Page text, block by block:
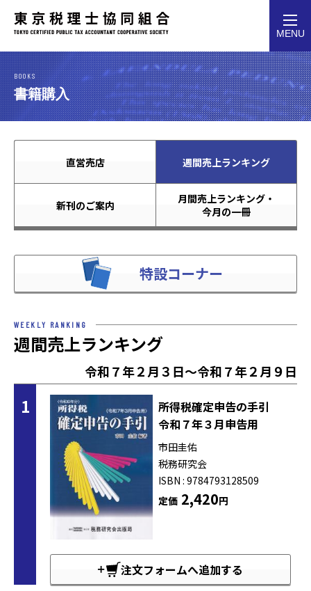
MENU
BOOKS
書籍購入
直営売店 週間売上ランキング
新刊のご案内
月間売上ランキング・
今月の一冊
特設コーナー
WEEKLY RANKING
週間売上ランキング
令和７年２月３日～令和７年２月９日
1
所得税確定申告の手引
令和７年３月申告用
市田圭佑
税務研究会
ISBN : 9784793128509
定価2,420円
注文フォームへ追加する